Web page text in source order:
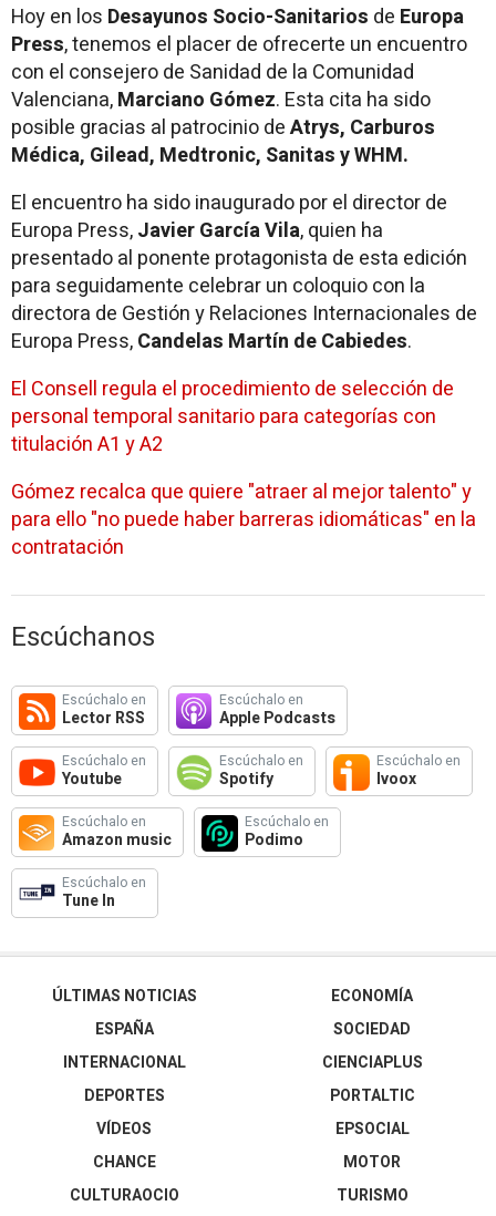
Hoy en los Desayunos Socio-Sanitarios de Europa
Press, tenemos el placer de ofrecerte un encuentro
con el consejero de Sanidad de la Comunidad
Valenciana,Marciano Gómez. Esta cita ha sido
posible gracias al patrocinio deAtrys, Carburos
Médica, Gilead, Medtronic, Sanitas y WHM.
El encuentro ha sido inaugurado por el director de
Europa Press,Javier García Vila, quien ha
presentado al ponente protagonista de esta edición
para seguidamente celebrar un coloquio con la
directora de Gestión y Relaciones Internacionales de
Europa Press,Candelas Martín de Cabiedes.
El Consell regula el procedimiento de selección de
personal temporal sanitario para categorías con
titulación A1 y A2
Gómez recalca que quiere "atraer al mejor talento" y
para ello "no puede haber barreras idiomáticas" en la
contratación
Escúchanos
Escúchalo en
Lector RSS
Escúchalo en
Apple Podcasts
Escúchalo en
Youtube
Escúchalo en
Spotify
Escúchalo en
Ivoox
Escúchalo en
Amazon music
Escúchalo en
Podimo
Escúchalo en
Tune In
ÚLTIMAS NOTICIAS
ESPAÑA
INTERNACIONAL
DEPORTES
VÍDEOS
ECONOMÍA
SOCIEDAD
CIENCIAPLUS
PORTALTIC
EPSOCIAL
CHANCE
CULTURAOCIO
MOTOR
TURISMO